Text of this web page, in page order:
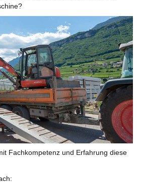
Fachkompetenz und Erfahrung diese